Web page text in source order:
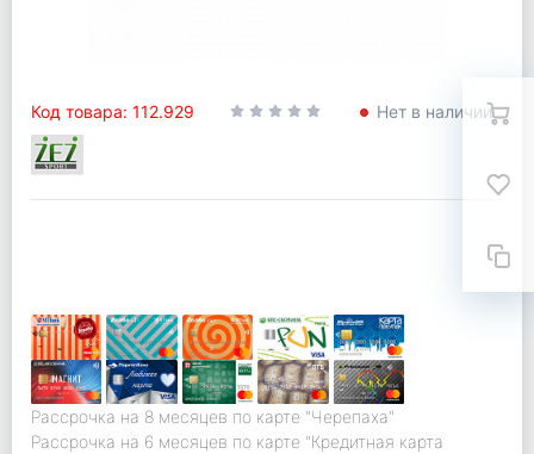
Код товара: 112.929 Нет в наличии
Рассрочка на 8 месяцев по карте "Черепаха"
Рассрочка на 6 месяцев по карте "Кредитная карта